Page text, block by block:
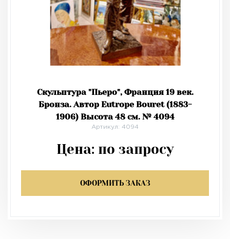
Скульптура "Пьеро", Франция 19 век.
Бронза. Автор Eutrope Bouret (1883-
1906) Высота 48 см. № 4094
Артикул: 4094
Цена: по запросу
ОФОРМИТЬ ЗАКАЗ